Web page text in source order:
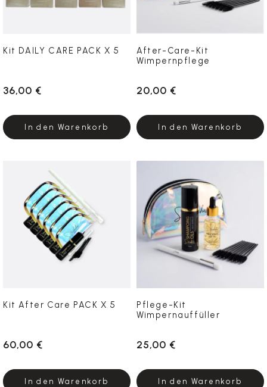
Kit DAILY CARE PACK X 5
36,00 €
In den Warenkorb
After-Care-Kit
Wimpernpflege
20,00 €
In den Warenkorb
Kit After Care PACK X 5
60,00 €
In den Warenkorb
Pflege-Kit
Wimpernauffüller
25,00 €
In den Warenkorb